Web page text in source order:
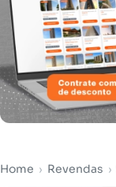
Home › Revendas ›